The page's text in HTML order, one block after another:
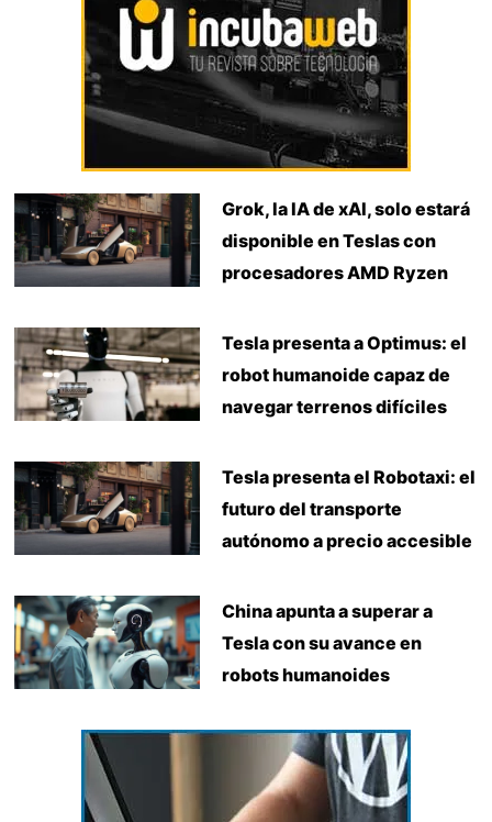
Grok, la IA de xAI, solo estará
disponible en Teslas con
procesadores AMD Ryzen
Tesla presenta a Optimus: el
robot humanoide capaz de
navegar terrenos difíciles
Tesla presenta el Robotaxi: el
futuro del transporte
autónomo a precio accesible
China apunta a superar a
Tesla con su avance en
robots humanoides